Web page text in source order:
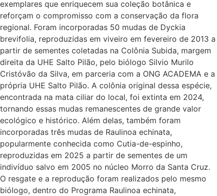
exemplares que enriquecem sua coleção botânica e
reforçam o compromisso com a conservação da flora
regional. Foram incorporadas 50 mudas de Dyckia
brevifolia, reproduzidas em viveiro em fevereiro de 2013 a
partir de sementes coletadas na Colônia Subida, margem
direita da UHE Salto Pilão, pelo biólogo Silvio Murilo
Cristóvão da Silva, em parceria com a ONG ACADEMA e a
própria UHE Salto Pilão. A colônia original dessa espécie,
encontrada na mata ciliar do local, foi extinta em 2024,
tornando essas mudas remanescentes de grande valor
ecológico e histórico. Além delas, também foram
incorporadas três mudas de Raulinoa echinata,
popularmente conhecida como Cutia-de-espinho,
reproduzidas em 2025 a partir de sementes de um
indivíduo salvo em 2005 no núcleo Morro da Santa Cruz.
O resgate e a reprodução foram realizados pelo mesmo
biólogo, dentro do Programa Raulinoa echinata,